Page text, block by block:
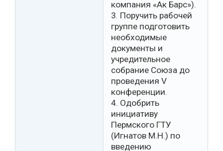
компания «Ак Барс»).
3. Поручить рабочей
группе подготовить
необходимые
документы и
учредительное
собрание Союза до
проведения V
конференции.
4. Одобрить
инициативу
Пермского ГТУ
(Игнатов М.Н.) по
введению